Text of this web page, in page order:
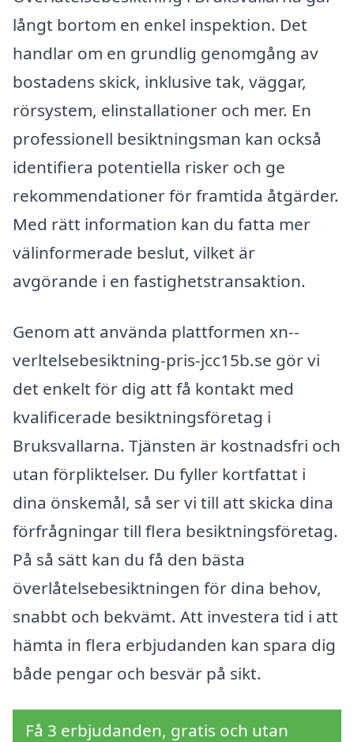
långt bortom en enkel inspektion. Det
handlar om en grundlig genomgång av
bostadens skick, inklusive tak, väggar,
rörsystem, elinstallationer och mer. En
professionell besiktningsman kan också
identifiera potentiella risker och ge
rekommendationer för framtida åtgärder.
Med rätt information kan du fatta mer
välinformerade beslut, vilket är
avgörande i en fastighetstransaktion.
Genom att använda plattformen xn--
verltelsebesiktning-pris-jcc15b.se gör vi
det enkelt för dig att få kontakt med
kvalificerade besiktningsföretag i
Bruksvallarna. Tjänsten är kostnadsfri och
utan förpliktelser. Du fyller kortfattat i
dina önskemål, så ser vi till att skicka dina
förfrågningar till flera besiktningsföretag.
På så sätt kan du få den bästa
överlåtelsebesiktningen för dina behov,
snabbt och bekvämt. Att investera tid i att
hämta in flera erbjudanden kan spara dig
både pengar och besvär på sikt.
Få 3 erbjudanden, gratis och utan